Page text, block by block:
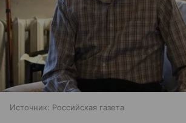
Источник: Российская газета